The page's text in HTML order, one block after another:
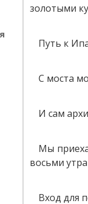
золотыми
Путь к
С моста
И сам
Мы
восьми
Вход для